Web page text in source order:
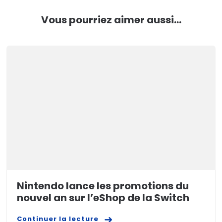
Vous pourriez aimer aussi...
Nintendo lance les promotions du
nouvel an sur l’eShop de la Switch
Continuer la lecture